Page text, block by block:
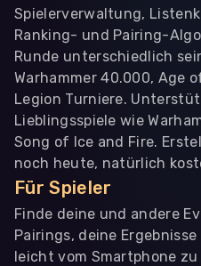
Spielerverwaltung,
Ranking- und Pairing-
Runde unterschiedlich
Warhammer 40.000, Age
Legion Turniere.
Lieblingsspiele wie
Song of Ice and Fire.
noch heute, natürlich
Für Spieler
Finde deine und andere
Pairings, deine
leicht vom Smartphone